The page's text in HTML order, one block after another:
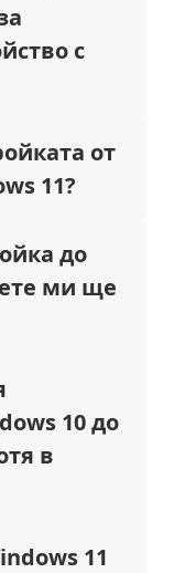
с
от
11?
до
ми ще
10 до
в
11